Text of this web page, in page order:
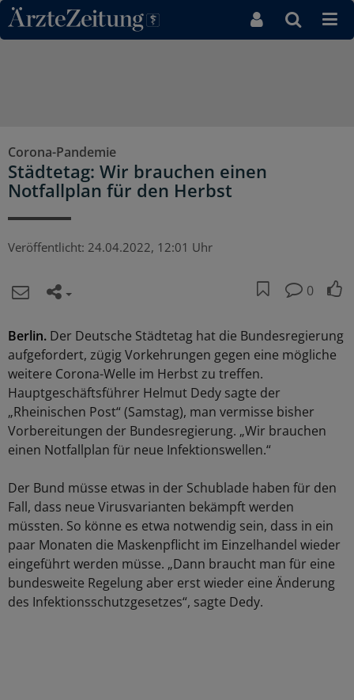
Direkt zum Inhaltsbereich
Corona-Pandemie
Städtetag: Wir brauchen einen
Notfallplan für den Herbst
Veröffentlicht: 24.04.2022, 12:01 Uhr
0
Berlin. Der Deutsche Städtetag hat die Bundesregierung
aufgefordert, zügig Vorkehrungen gegen eine mögliche
weitere Corona-Welle im Herbst zu treffen.
Hauptgeschäftsführer Helmut Dedy sagte der
„Rheinischen Post“ (Samstag), man vermisse bisher
Vorbereitungen der Bundesregierung. „Wir brauchen
einen Notfallplan für neue Infektionswellen.“
Der Bund müsse etwas in der Schublade haben für den
Fall, dass neue Virusvarianten bekämpft werden
müssten. So könne es etwa notwendig sein, dass in ein
paar Monaten die Maskenpflicht im Einzelhandel wieder
eingeführt werden müsse. „Dann braucht man für eine
bundesweite Regelung aber erst wieder eine Änderung
des Infektionsschutzgesetzes“, sagte Dedy.